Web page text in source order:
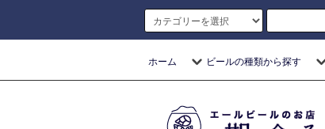
ホーム ビールの種類から探す